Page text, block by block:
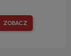
ZOBACZ